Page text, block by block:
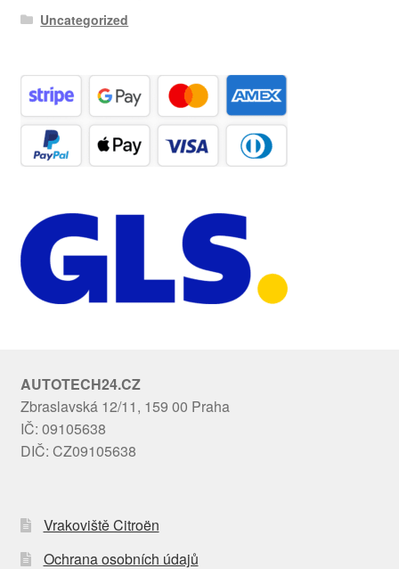
Uncategorized
AUTOTECH24.CZ
Zbraslavská 12/11, 159 00 Praha
IČ: 09105638
DIČ: CZ09105638
Vrakoviště Citroën
Ochrana osobních údajů